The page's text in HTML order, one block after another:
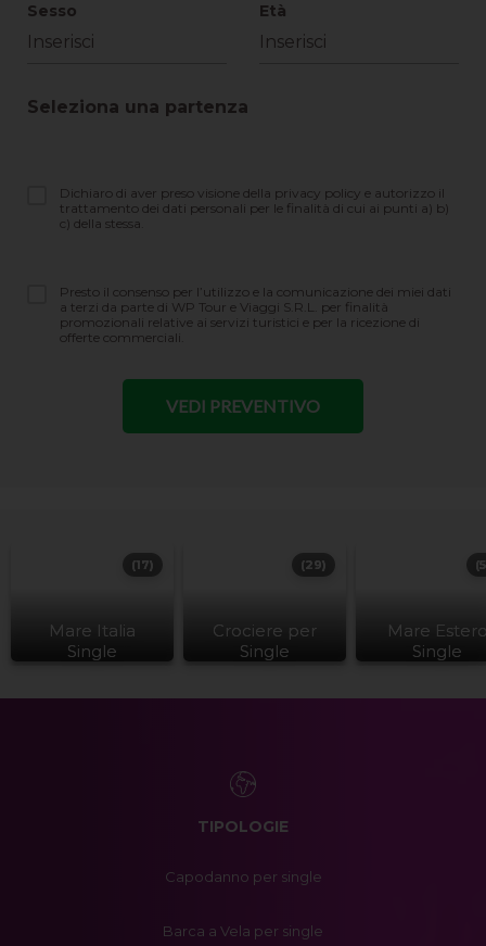
Sesso Età
Seleziona una partenza
Dichiaro di aver preso visione della privacy policy e autorizzo il
trattamento dei dati personali per le finalità di cui ai punti a) b)
c) della stessa.
Presto il consenso per l’utilizzo e la comunicazione dei miei dati
a terzi da parte di WP Tour e Viaggi S.R.L. per finalità
promozionali relative ai servizi turistici e per la ricezione di
offerte commerciali.
Mare Italia
Single
(17)
Crociere per
Single
(29)
Mare
Single
TIPOLOGIE
Capodanno per single
Barca a Vela per single